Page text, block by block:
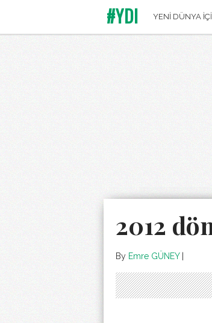
#YDI YENİ DÜNYA
2012
By Emre GÜNEY|